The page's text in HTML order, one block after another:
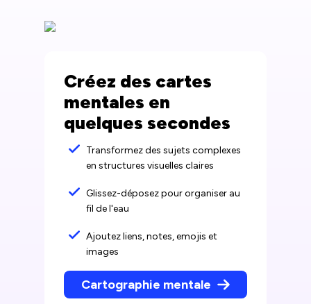
Créez des cartes
mentales en
quelques secondes
Transformez des sujets complexes
en structures visuelles claires
Glissez-déposez pour organiser au
fil de l'eau
Ajoutez liens, notes, emojis et
images
Cartographie mentale